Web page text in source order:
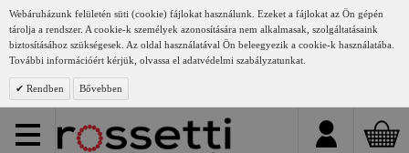
Webáruházunk felületén süti (cookie) fájlokat használunk. Ezeket a fájlokat az Ön gépén
tárolja a rendszer. A cookie-k személyek azonosítására nem alkalmasak, szolgáltatásaink
biztosításához szükségesek. Az oldal használatával Ön beleegyezik a cookie-k használatába.
További információért kérjük, olvassa el adatvédelmi szabályzatunkat.
Rendben Bővebben